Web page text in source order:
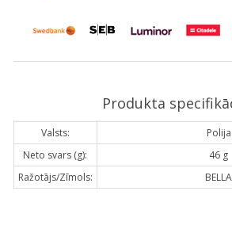
Produkta
Valsts:
Polija
Neto svars (g):
46 g
Ražotājs/Zīmols:
BELLA